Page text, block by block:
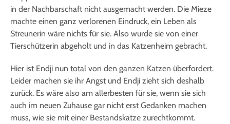
in der Nachbarschaft nicht ausgemacht werden. Die Mieze
machte einen ganz verlorenen Eindruck, ein Leben als
Streunerin wäre nichts für sie. Also wurde sie von einer
Tierschützerin abgeholt und in das Katzenheim gebracht.
Hier ist Endji nun total von den ganzen Katzen überfordert.
Leider machen sie ihr Angst und Endji zieht sich deshalb
zurück. Es wäre also am allerbesten für sie, wenn sie sich
auch im neuen Zuhause gar nicht erst Gedanken machen
muss, wie sie mit einer Bestandskatze zurechtkommt.